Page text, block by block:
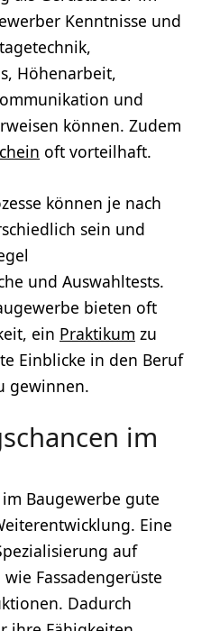
Kenntnisse und
Höhenarbeit,
und
können. Zudem
oft vorteilhaft.
können je nach
sein und
und Auswahltests.
bieten oft
ein Praktikum zu
Einblicke in den Beruf
gewinnen.
im
Baugewerbe gute
Eine
auf
Fassadengerüste
Dadurch